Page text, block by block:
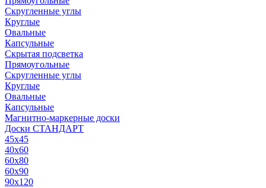
Скругленные углы
Круглые
Овальные
Капсульные
Скрытая подсветка
Прямоугольные
Скругленные углы
Круглые
Овальные
Капсульные
Магнитно-маркерные доски
Доски СТАНДАРТ
45x45
40x60
60x80
60x90
90x120